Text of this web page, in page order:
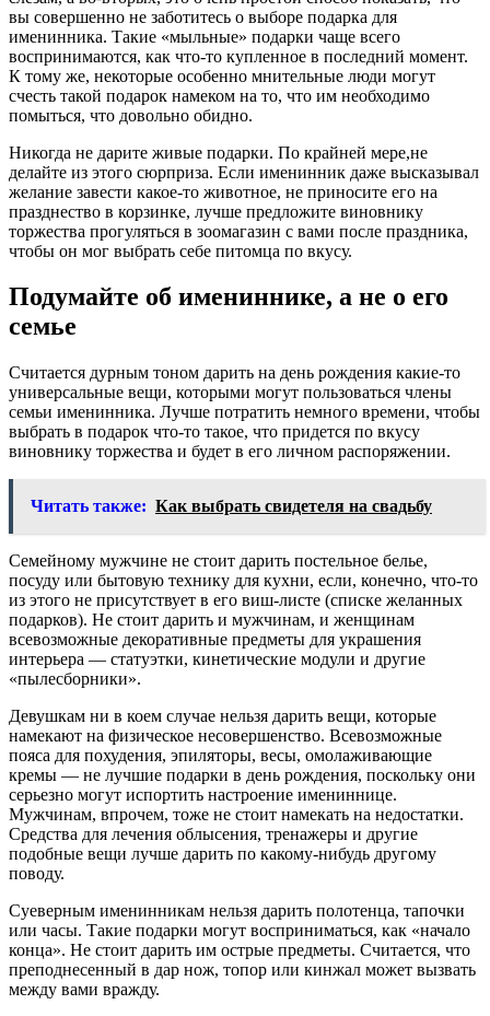
вы совершенно не заботитесь о выборе подарка для
именинника. Такие «мыльные» подарки чаще всего
воспринимаются, как что-то купленное в последний момент.
К тому же, некоторые особенно мнительные люди могут
счесть такой подарок намеком на то, что им необходимо
помыться, что довольно обидно.
Никогда не дарите живые подарки. По крайней мере,не
делайте из этого сюрприза. Если именинник даже высказывал
желание завести какое-то животное, не приносите его на
празднество в корзинке, лучше предложите виновнику
торжества прогуляться в зоомагазин с вами после праздника,
чтобы он мог выбрать себе питомца по вкусу.
Подумайте об имениннике, а не о его
семье
Считается дурным тоном дарить на день рождения какие-то
универсальные вещи, которыми могут пользоваться члены
семьи именинника. Лучше потратить немного времени, чтобы
выбрать в подарок что-то такое, что придется по вкусу
виновнику торжества и будет в его личном распоряжении.
Читать также: Как выбрать свидетеля на свадьбу
Семейному мужчине не стоит дарить постельное белье,
посуду или бытовую технику для кухни, если, конечно, что-то
из этого не присутствует в его виш-листе (списке желанных
подарков). Не стоит дарить и мужчинам, и женщинам
всевозможные декоративные предметы для украшения
интерьера — статуэтки, кинетические модули и другие
«пылесборники».
Девушкам ни в коем случае нельзя дарить вещи, которые
намекают на физическое несовершенство. Всевозможные
пояса для похудения, эпиляторы, весы, омолаживающие
кремы — не лучшие подарки в день рождения, поскольку они
серьезно могут испортить настроение имениннице.
Мужчинам, впрочем, тоже не стоит намекать на недостатки.
Средства для лечения облысения, тренажеры и другие
подобные вещи лучше дарить по какому-нибудь другому
поводу.
Суеверным именинникам нельзя дарить полотенца, тапочки
или часы. Такие подарки могут восприниматься, как «начало
конца». Не стоит дарить им острые предметы. Считается, что
преподнесенный в дар нож, топор или кинжал может вызвать
между вами вражду.